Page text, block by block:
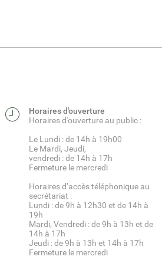
Horaires d'ouverture
Horaires d'ouverture au public :
Le Lundi : de 14h à 19h00
Le Mardi, Jeudi,
vendredi : de 14h à 17h
Fermeture le mercredi
Horaires d’accès téléphonique au
secrétariat :
Lundi : de 9h à 12h30 et de 14h à
19h
Mardi, Vendredi : de 9h à 13h et de
14h à 17h
Jeudi : de 9h à 13h et 14h à 17h
Fermeture le mercredi